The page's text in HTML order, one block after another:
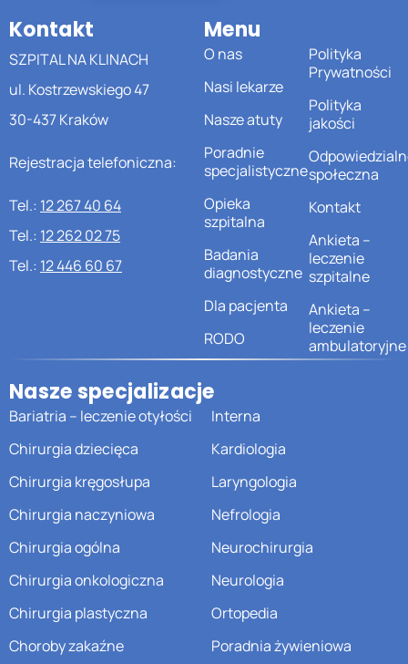
Kontakt
SZPITAL NA KLINACH
ul. Kostrzewskiego 47
30-437 Kraków
Rejestracja telefoniczna:
Tel.: 12 267 40 64
Tel.: 12 262 02 75
Tel.: 12 446 60 67
Menu
O nas
Nasi lekarze
Nasze atuty
Poradnie
specjalistyczne
Opieka
szpitalna
Badania
diagnostyczne
Dla pacjenta
RODO
Polityka
Prywatności
Polityka
jakości
społeczna
Kontakt
Ankieta –
leczenie
szpitalne
Ankieta –
leczenie
ambulatoryjne
Nasze specjalizacje
Bariatria – leczenie otyłości
Chirurgia dziecięca
Chirurgia kręgosłupa
Chirurgia naczyniowa
Chirurgia ogólna
Chirurgia onkologiczna
Chirurgia plastyczna
Choroby zakaźne
Interna
Kardiologia
Laryngologia
Nefrologia
Neurochirurgia
Neurologia
Ortopedia
Poradnia żywieniowa